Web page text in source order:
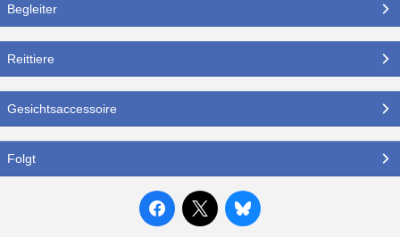
Begleiter
Reittiere
Gesichtsaccessoire
Folgt